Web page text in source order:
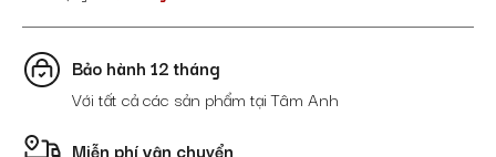
Bảo hành 12 tháng
Với tất cả các sản phẩm tại Tâm Anh
Miễn phí vận chuyển